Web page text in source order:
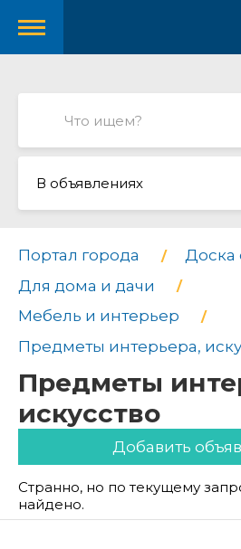
В объявлениях
Портал города
Доска
Для дома и дачи
Мебель и интерьер
Предметы интерьера,
Предметы
искусство
Добавить
Странно, но по текущему
найдено.